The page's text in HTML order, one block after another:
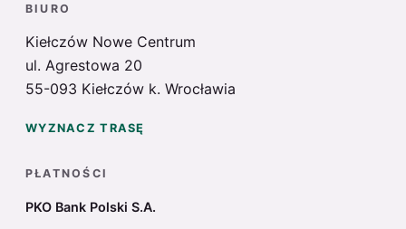
BIURO
Kiełczów Nowe Centrum
ul. Agrestowa 20
55-093 Kiełczów k. Wrocławia
WYZNACZ TRASĘ
PŁATNOŚCI
PKO Bank Polski S.A.